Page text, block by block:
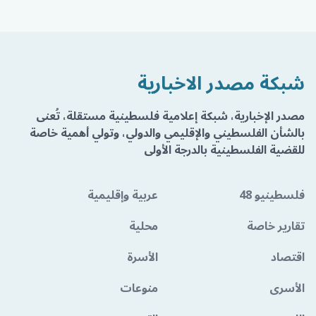
شبكة مصدر الاخبارية
مصدر الإخبارية، شبكة إعلامية فلسطينية مستقلة، تُعنى
بالشأن الفلسطيني والإقليمي والدولي، وتولي أهمية خاصة
للقضية الفلسطينية بالدرجة الأولى
فلسطينيو 48
عربية وإقليمية
تقارير خاصة
محلية
اقتصاد
الأسرة
الأسرى
منوعات